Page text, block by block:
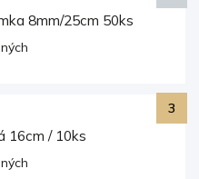
8mm/25cm 50ks
16cm / 10ks